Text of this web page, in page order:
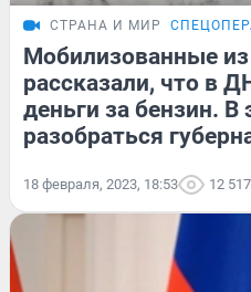
СТРАНА И МИР
Мобилизованные
рассказали, что в
деньги за бензин.
разобраться
18 февраля, 2023, 18:53 12 517